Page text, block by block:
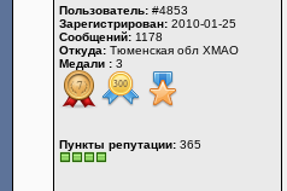
Пользователь: #4853
Зарегистрирован: 2010-01-25
Сообщений: 1178
Откуда: Тюменская обл ХМАО
Медали : 3
Пункты репутации: 365